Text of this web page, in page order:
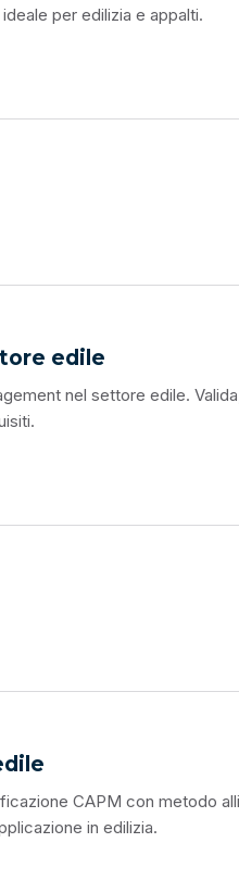
per edilizia e appalti.
edile
nel settore edile.
CAPM con metodo
in edilizia.